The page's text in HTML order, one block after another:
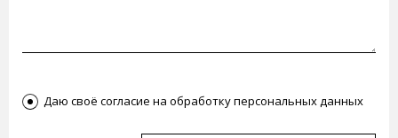
Даю своё согласие на обработку персональных данных